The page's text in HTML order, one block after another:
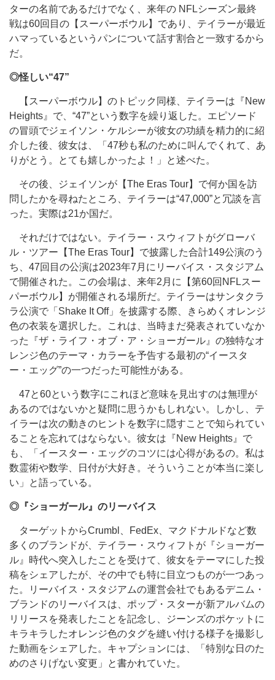
ターの名前であるだけでなく、来年の NFLシーズン最終
戦は60回目の【スーパーボウル】であり、テイラーが最近
ハマっているというパンについて話す割合と一致するから
だ。
◎怪しい“47”
【スーパーボウル】のトピック同様、テイラーは『New
Heights』で、“47”という数字を繰り返した。エピソード
の冒頭でジェイソン・ケルシーが彼女の功績を精力的に紹
介した後、彼女は、「47秒も私のために叫んでくれて、あ
りがとう。とても嬉しかったよ！」と述べた。
その後、ジェイソンが【The Eras Tour】で何か国を訪
問したかを尋ねたところ、テイラーは“47,000”と冗談を言
った。実際は21か国だ。
それだけではない。テイラー・スウィフトがグローバ
ル・ツアー【The Eras Tour】で披露した合計149公演のう
ち、47回目の公演は2023年7月にリーバイス・スタジアム
で開催された。この会場は、来年2月に【第60回NFLスー
パーボウル】が開催される場所だ。テイラーはサンタクラ
ラ公演で「Shake It Off」を披露する際、きらめくオレンジ
色の衣装を選択した。これは、当時まだ発表されていなか
った『ザ・ライフ・オブ・ア・ショーガール』の独特なオ
レンジ色のテーマ・カラーを予告する最初の“イースタ
ー・エッグ”の一つだった可能性がある。
47と60という数字にこれほど意味を見出すのは無理が
あるのではないかと疑問に思うかもしれない。しかし、テ
イラーは次の動きのヒントを数字に隠すことで知られてい
ることを忘れてはならない。彼女は『New Heights』で
も、「イースター・エッグのコツには心得があるの。私は
数霊術や数学、日付が大好き。そういうことが本当に楽し
い」と語っている。
◎『ショーガール』のリーバイス
ターゲットからCrumbl、FedEx、マクドナルドなど数
多くのブランドが、テイラー・スウィフトが『ショーガー
ル』時代へ突入したことを受けて、彼女をテーマにした投
稿をシェアしたが、その中でも特に目立つものが一つあっ
た。リーバイス・スタジアムの運営会社でもあるデニム・
ブランドのリーバイスは、ポップ・スターが新アルバムの
リリースを発表したことを記念し、ジーンズのポケットに
キラキラしたオレンジ色のタグを縫い付ける様子を撮影し
た動画をシェアした。キャプションには、「特別な日のた
めのさりげない変更」と書かれていた。